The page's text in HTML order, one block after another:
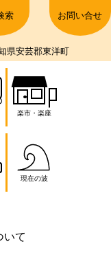
索 お問い合せ
県安芸郡東洋町
楽市・楽座
現在の波
いて